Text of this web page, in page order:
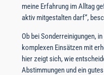
meine Erfahrung im Alltag
aktiv mitgestalten darf“,
Ob bei Sonderreinigungen,
komplexen Einsätzen mit
hier zeigt sich, wie
Abstimmungen und ein